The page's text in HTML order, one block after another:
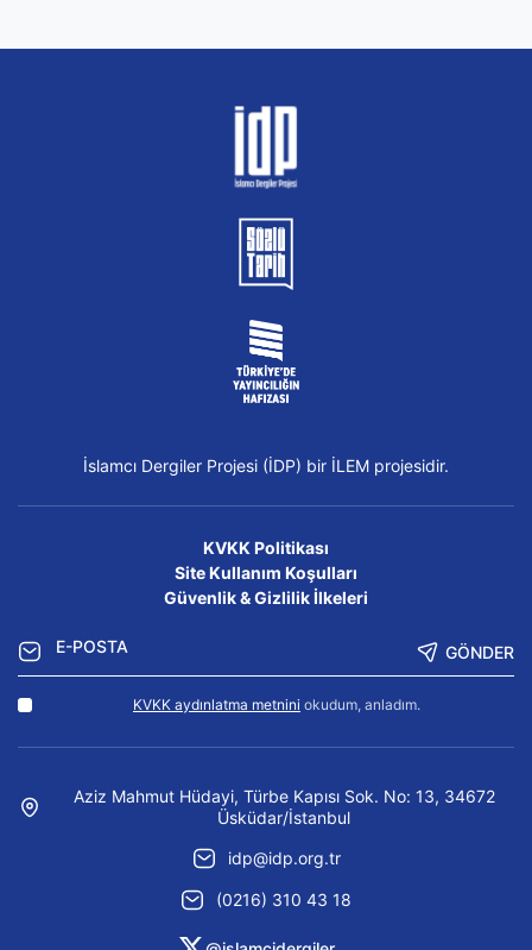
İslamcı Dergiler Projesi (İDP) bir İLEM projesidir.
KVKK Politikası
Site Kullanım Koşulları
Güvenlik & Gizlilik İlkeleri
GÖNDER
KVKK aydınlatma metnini okudum, anladım.
Aziz Mahmut Hüdayi, Türbe Kapısı Sok. No: 13, 34672
Üsküdar/İstanbul
idp@idp.org.tr
(0216) 310 43 18